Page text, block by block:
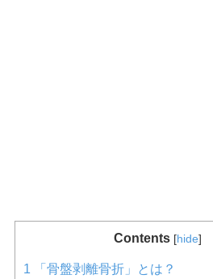
Contents [hide]
1 「骨盤剥離骨折」とは？